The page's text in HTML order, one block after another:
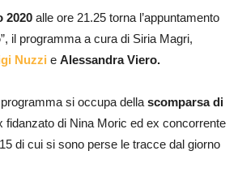
2020 alle ore 21.25 torna l’appuntamento
”, il programma a cura di Siria Magri,
Nuzzi e Alessandra Viero.
si occupa della scomparsa di
fidanzato di Nina Moric ed ex concorrente
di cui si sono perse le tracce dal giorno